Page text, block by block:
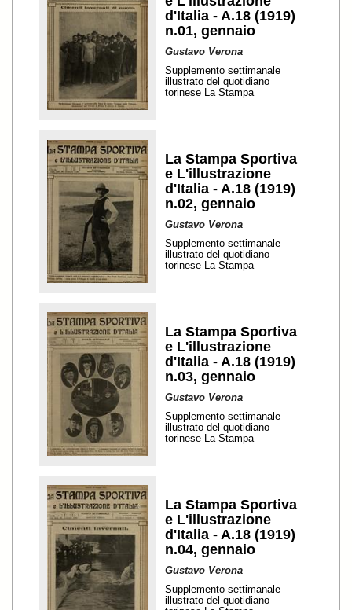
d'Italia - A.18 (1919)
n.01, gennaio
Gustavo Verona
Supplemento settimanale
illustrato del quotidiano
torinese La Stampa
La Stampa Sportiva
e L'illustrazione
d'Italia - A.18 (1919)
n.02, gennaio
Gustavo Verona
Supplemento settimanale
illustrato del quotidiano
torinese La Stampa
La Stampa Sportiva
e L'illustrazione
d'Italia - A.18 (1919)
n.03, gennaio
Gustavo Verona
Supplemento settimanale
illustrato del quotidiano
torinese La Stampa
La Stampa Sportiva
e L'illustrazione
d'Italia - A.18 (1919)
n.04, gennaio
Gustavo Verona
Supplemento settimanale
illustrato del quotidiano